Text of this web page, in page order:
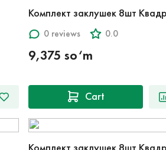
Комплект заклушек 8шт
0 reviews 0.0
9,375 so‘m
Cart